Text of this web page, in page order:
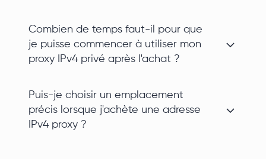
Combien de temps faut-il pour que
je puisse commencer à utiliser mon
proxy IPv4 privé après l'achat ?
Puis-je choisir un emplacement
précis lorsque j'achète une adresse
IPv4 proxy ?